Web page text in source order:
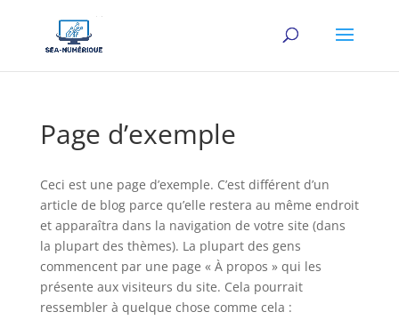
Page d’exemple
Ceci est une page d’exemple. C’est différent d’un
article de blog parce qu’elle restera au même endroit
et apparaîtra dans la navigation de votre site (dans
la plupart des thèmes). La plupart des gens
commencent par une page « À propos » qui les
présente aux visiteurs du site. Cela pourrait
ressembler à quelque chose comme cela :